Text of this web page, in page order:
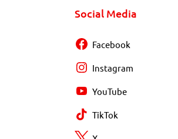
Social Media
Facebook
Instagram
YouTube
TikTok